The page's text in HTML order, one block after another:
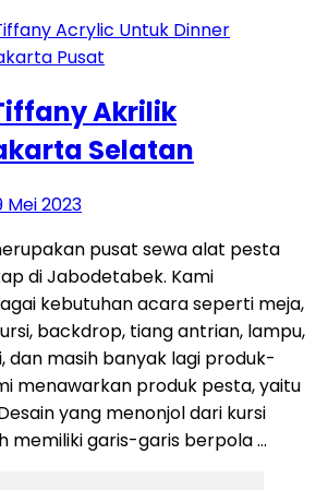
Akrilik
Selatan
Mei 2023
pusat sewa alat pesta
di Jabodetabek. Kami
kebutuhan acara seperti meja,
backdrop, tiang antrian, lampu,
dan masih banyak lagi produk-
menawarkan produk pesta, yaitu
yang menonjol dari kursi
memiliki garis-garis berpola …